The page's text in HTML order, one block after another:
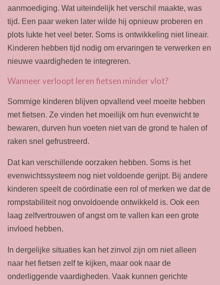
aanmoediging. Wat uiteindelijk het verschil maakte, was
tijd. Een paar weken later wilde hij opnieuw proberen en
plots lukte het veel beter. Soms is ontwikkeling niet lineair.
Kinderen hebben tijd nodig om ervaringen te verwerken en
nieuwe vaardigheden te integreren.
Wanneer verloopt leren fietsen minder vlot?
Sommige kinderen blijven opvallend veel moeite hebben
met fietsen. Ze vinden het moeilijk om hun evenwicht te
bewaren, durven hun voeten niet van de grond te halen of
raken snel gefrustreerd.
Dat kan verschillende oorzaken hebben. Soms is het
evenwichtssysteem nog niet voldoende gerijpt. Bij andere
kinderen speelt de coördinatie een rol of merken we dat de
rompstabiliteit nog onvoldoende ontwikkeld is. Ook een
laag zelfvertrouwen of angst om te vallen kan een grote
invloed hebben.
In dergelijke situaties kan het zinvol zijn om niet alleen
naar het fietsen zelf te kijken, maar ook naar de
onderliggende vaardigheden. Vaak kunnen gerichte